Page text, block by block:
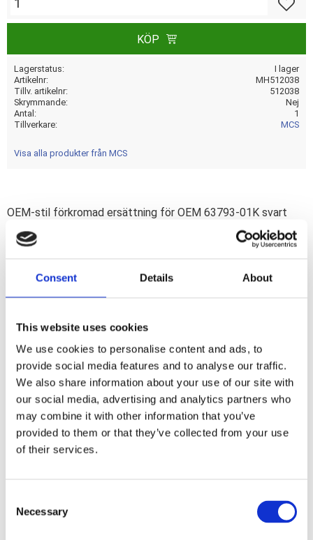
Consent Details About
This website uses cookies
We use cookies to personalise content and ads, to
provide social media features and to analyse our traffic.
We also share information about your use of our site with
our social media, advertising and analytics partners who
may combine it with other information that you’ve
provided to them or that they’ve collected from your use
of their services.
Necessary
KÖP
Lagerstatus
I lager
Artikelnr
MH512038
Tillv. artikelnr
512038
Skrymmande
Nej
Antal
1
Tillverkare
MCS
Visa alla produkter från MCS
OEM-stil förkromad ersättning för OEM 63793-01K svart
filter.
Dela med dig
F
e
o
o
k
Omdömen
Du